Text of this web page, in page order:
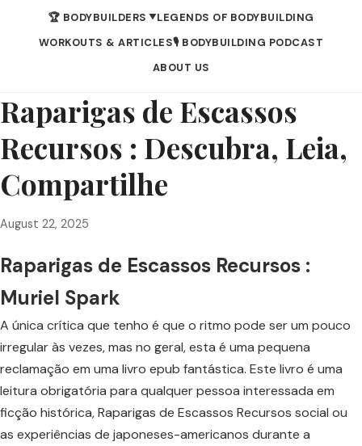
🏆 BODYBUILDERS ▼LEGENDS OF BODYBUILDING
WORKOUTS & ARTICLES🎙️ BODYBUILDING PODCAST
ABOUT US
Raparigas de Escassos
Recursos : Descubra, Leia,
Compartilhe
August 22, 2025
Raparigas de Escassos Recursos :
Muriel Spark
A única crítica que tenho é que o ritmo pode ser um pouco
irregular às vezes, mas no geral, esta é uma pequena
reclamação em uma livro epub fantástica. Este livro é uma
leitura obrigatória para qualquer pessoa interessada em
ficção histórica, Raparigas de Escassos Recursos social ou
as experiências de japoneses-americanos durante a